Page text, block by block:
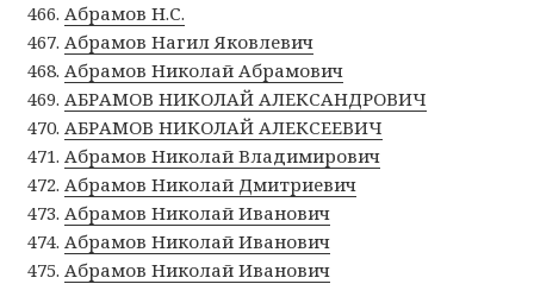
Абрамов Н.С.
Абрамов Нагил Яковлевич
Абрамов Николай Абрамович
АБРАМОВ НИКОЛАЙ АЛЕКСАНДРОВИЧ
АБРАМОВ НИКОЛАЙ АЛЕКСЕЕВИЧ
Абрамов Николай Владимирович
Абрамов Николай Дмитриевич
Абрамов Николай Иванович
Абрамов Николай Иванович
Абрамов Николай Иванович